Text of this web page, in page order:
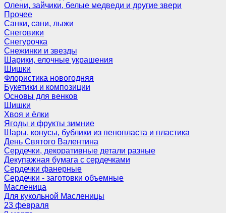
Олени, зайчики, белые медведи и другие звери
Прочее
Санки, сани, лыжи
Снеговики
Снегурочка
Снежинки и звезды
Шарики, елочные украшения
Шишки
Флористика новогодняя
Букетики и композиции
Основы для венков
Шишки
Хвоя и ёлки
Ягоды и фрукты зимние
Шары, конусы, бублики из пенопласта и пластика
День Святого Валентина
Сердечки, декоративные детали разные
Декупажная бумага с сердечками
Сердечки фанерные
Сердечки - заготовки объемные
Масленица
Для кукольной Масленицы
23 февраля